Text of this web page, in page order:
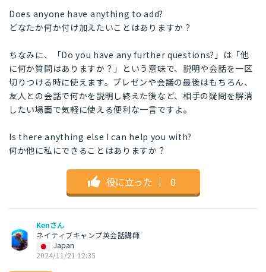
Does anyone have anything to add?
どなたか何か付け加えたいことはありますか？
ちなみに、「Do you have any further questions?」は「他
に何か質問はありますか？」という意味で、説明や会話を一区
切りつける時に使えます。プレゼンや会議の最後はもちろん、
友人との会話で何かを説明し終えた後など、相手の疑問を解消
したい場面で気軽に使える便利な一言ですよ。
Is there anything else I can help you with?
何か他に私にできることはありますか？
役に立った ｜ 0
Kenさん
ネイティブキャンプ英会話講師
Japan
2024/11/21 12:35